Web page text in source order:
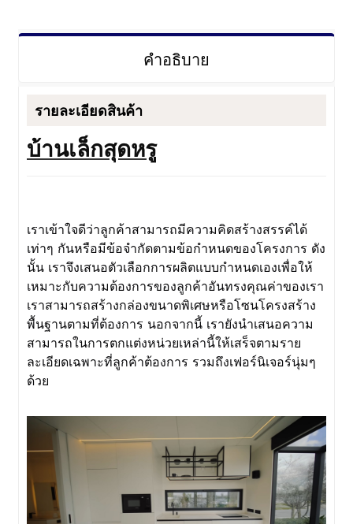
คำอธิบาย
รายละเอียดสินค้า
บ้านเล็กสุดหรู
เราเข้าใจดีว่าลูกค้าสามารถมีความคิดสร้างสรรค์ได้
เท่าๆ กันหรือมีข้อจำกัดตามข้อกำหนดของโครงการ ดัง
นั้น เราจึงเสนอตัวเลือกการผลิตแบบกำหนดเองเพื่อให้
เหมาะกับความต้องการของลูกค้าอันทรงคุณค่าของเรา
เราสามารถสร้างกล่องขนาดพิเศษหรือโซนโครงสร้าง
พื้นฐานตามที่ต้องการ นอกจากนี้ เรายังนำเสนอความ
สามารถในการตกแต่งหน่วยเหล่านี้ให้เสร็จตามราย
ละเอียดเฉพาะที่ลูกค้าต้องการ รวมถึงเฟอร์นิเจอร์นุ่มๆ
ด้วย